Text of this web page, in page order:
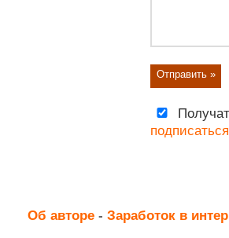
подписаться
Об авторе- Заработок в